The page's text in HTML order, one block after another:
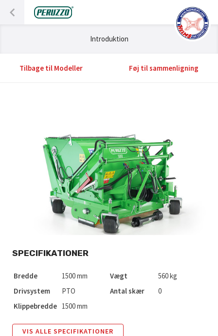
Introduktion
Tilbage til Modeller Føj til sammenligning
SPECIFIKATIONER
Bredde 1500 mm Vægt
560 kg
Drivsystem
PTO Antal skær
0
Klippebredde 1500 mm
VIS ALLE SPECIFIKATIONER